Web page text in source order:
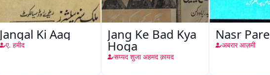
Jangal Ki Aag
ए. हमीद
Jang Ke Bad Kya
Hoga
सय्यद शुजा अहमद क़ायद
Nasr Pare
अबरार आज़मी